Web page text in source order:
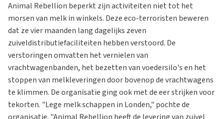
Animal Rebellion beperkt zijn activiteiten niet tot het
morsen van melk in winkels. Deze eco-terroristen beweren
dat ze vier maanden lang dagelijks zeven
zuiveldistributiefaciliteiten hebben verstoord. De
verstoringen omvatten het vernielen van
vrachtwagenbanden, het bezetten van voedersilo's en het
stoppen van melkleveringen door bovenop de vrachtwagens
te klimmen. De organisatie ging ook met de eer strijken voor
tekorten. "Lege melk schappen in Londen," pochte de